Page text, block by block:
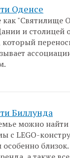
Оденсе
"Святилище
и столицей
Биллунда
можно
с LEGO-